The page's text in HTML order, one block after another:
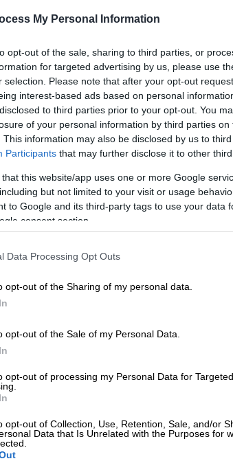
My Personal Information
opt-out of the sale, sharing to third parties, or
for targeted advertising by us, please use
selection. Please note that after your opt-out
interest-based ads based on personal
to third parties prior to your opt-out. You
of your personal information by third parties on
This information may also be disclosed by us to
Participants that may further disclose it to other third
that this website/app uses one or more Google
but not limited to your visit or usage
to Google and its third-party tags to use your data
consent section.
Data Processing Opt Outs
opt-out of the Sharing of my personal data.
opt-out of the Sale of my Personal Data.
opt-out of processing my Personal Data for Targeted
opt-out of Collection, Use, Retention, Sale, and/or
Data that Is Unrelated with the Purposes for
το ΕΘΝΟΣ στη Google
για την τραγωδία στολούνα παρκ
την παρέμβαση εισαγγελέα, ώστε
από αμέλεια.